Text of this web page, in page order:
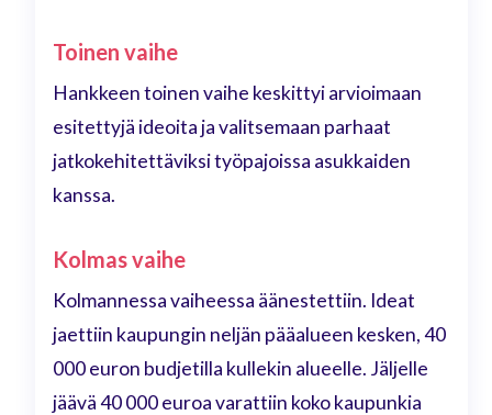
Toinen vaihe
Hankkeen toinen vaihe keskittyi arvioimaan
esitettyjä ideoita ja valitsemaan parhaat
jatkokehitettäviksi työpajoissa asukkaiden
kanssa.
Kolmas vaihe
Kolmannessa vaiheessa äänestettiin. Ideat
jaettiin kaupungin neljän pääalueen kesken, 40
000 euron budjetilla kullekin alueelle. Jäljelle
jäävä 40 000 euroa varattiin koko kaupunkia